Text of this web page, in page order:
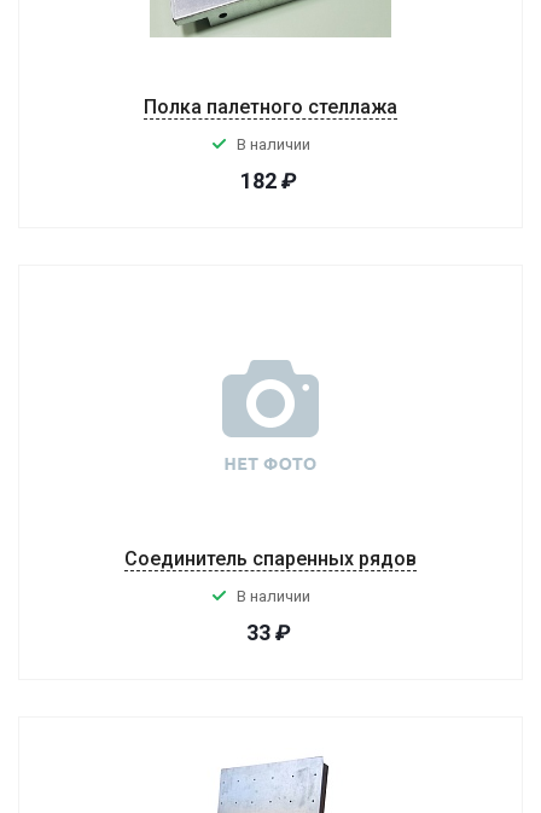
Полка палетного стеллажа
В наличии
182₽
Соединитель спаренных рядов
В наличии
33₽